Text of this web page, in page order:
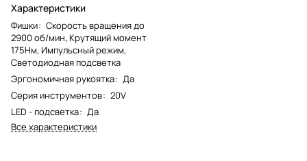
Характеристики
Фишки: Скорость вращения до
2900 об/мин, Крутящий момент
175Нм, Импульсный режим,
Светодиодная подсветка
Эргономичная рукоятка: Да
Серия инструментов: 20V
LED - подсветка: Да
Все характеристики